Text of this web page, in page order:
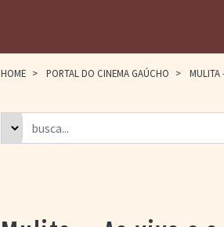
HOME > PORTAL DO CINEMA GAÚCHO > MULITA